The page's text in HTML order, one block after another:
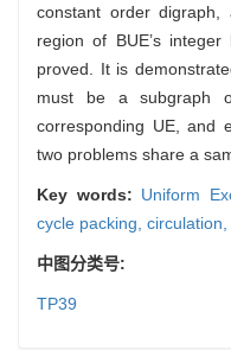
constant order
region of BUE’s
proved. It is
must be a subgraph
corresponding UE, and
two problems share a
Key words: Uniform
cycle packing, circulation,
中图分类号:
TP39